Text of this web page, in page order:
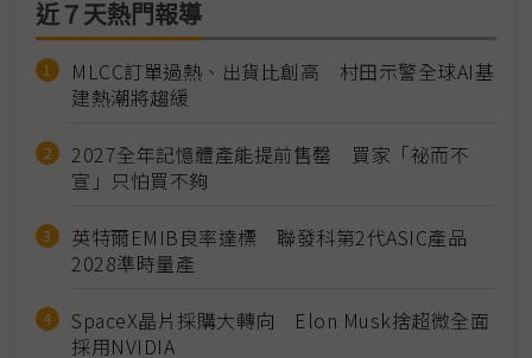
近７天熱門報導
MLCC訂單過熱、出貨比創高 村田示警全球AI基
建熱潮將趨緩
2027全年記憶體產能提前售罄 買家「祕而不
宣」只怕買不夠
英特爾EMIB良率達標 聯發科第2代ASIC產品
2028準時量產
SpaceX晶片採購大轉向 Elon Musk捨超微全面
採用NVIDIA